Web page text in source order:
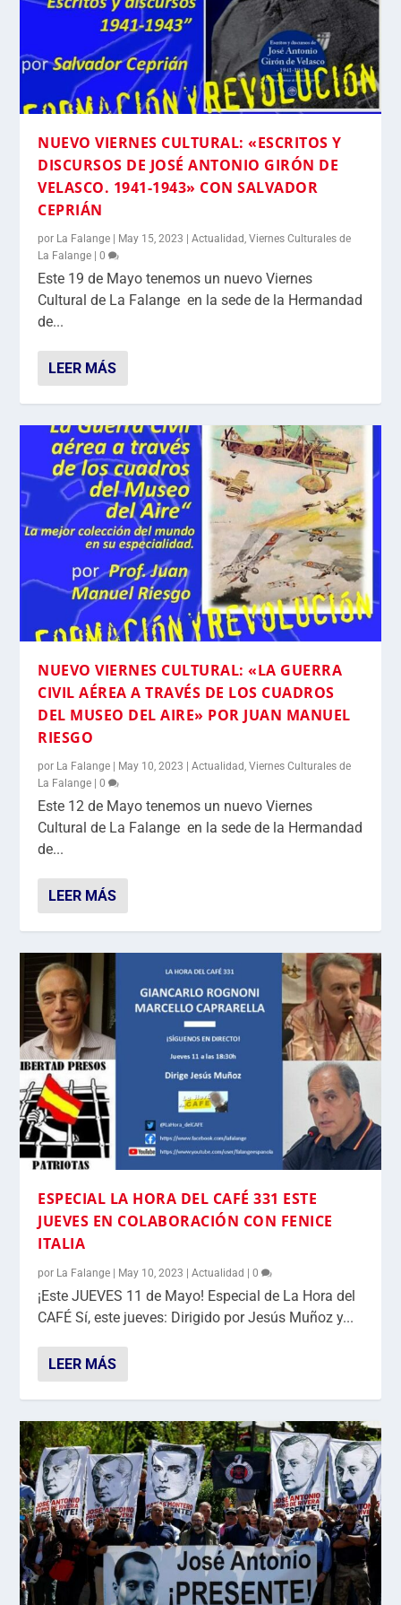
NUEVO VIERNES CULTURAL: «ESCRITOS Y
DISCURSOS DE JOSÉ ANTONIO GIRÓN DE
VELASCO. 1941-1943» CON SALVADOR
CEPRIÁN
por La Falange | May 15, 2023 |Actualidad ,Viernes Culturales de
La Falange |0
Este 19 de Mayo tenemos un nuevo Viernes
Cultural de La Falange en la sede de la Hermandad
de...
LEER MÁS
NUEVO VIERNES CULTURAL: «LA GUERRA
CIVIL AÉREA A TRAVÉS DE LOS CUADROS
DEL MUSEO DEL AIRE» POR JUAN MANUEL
RIESGO
por La Falange May 10, 2023 |Actualidad,Viernes Culturales de
La Falange |0
Este 12 de Mayo tenemos un nuevo Viernes
Cultural de La Falange en la sede de la Hermandad
de...
LEER MÁS
ESPECIAL LA HORA DEL CAFÉ 331 ESTE
JUEVES EN COLABORACIÓN CON FENICE
ITALIA
por La Falange May 10, 2023 |Actualidad |0
¡Este JUEVES 11 de Mayo! Especial de La Hora del
CAFÉ Sí, este jueves: Dirigido por Jesús Muñoz y...
LEER MÁS